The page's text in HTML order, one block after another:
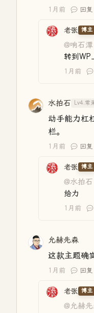
1月前 回复
老张 博主
@响石潭
转到WP
1月前
水拍石 Lv4.常
动手能力杠
栏。
1月前 回复
老张 博主
@水拍石
给力
1月前
允赫先森
这款主题确
1月前 回复
老张 博主
@允赫